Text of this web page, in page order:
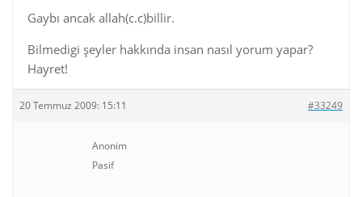
Gaybı ancak allah(c.c)billir.
Bilmedigi şeyler hakkında insan nasıl yorum yapar?
Hayret!
20 Temmuz 2009: 15:11 #33249
Anonim
Pasif